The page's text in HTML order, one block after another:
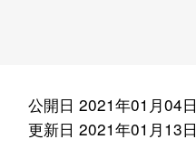
公開日 2021年01月04日
更新日 2021年01月13日